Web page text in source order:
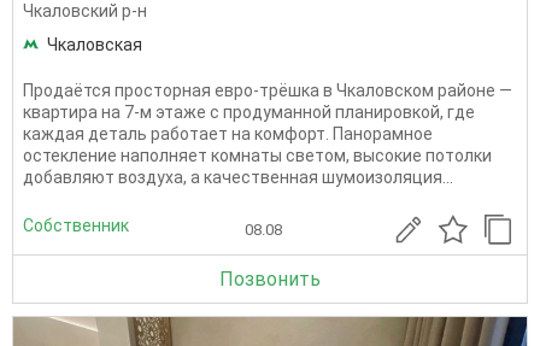
Чкаловский р-н
Чкаловская
Продаётся просторная евро-трёшка в Чкаловском районе —
квартира на 7-м этаже с продуманной планировкой, где
каждая деталь работает на комфорт. Панорамное
остекление наполняет комнаты светом, высокие потолки
добавляют воздуха, а качественная шумоизоляция...
Собственник 08.08
Позвонить